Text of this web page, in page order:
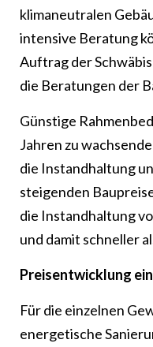
klimaneutralen
intensive Beratung
Auftrag der
die Beratungen der
Günstige
Jahren zu
die Instandhaltung
steigenden
die Instandhaltung
und damit schneller
Preisentwicklung
Für die einzelnen
energetische